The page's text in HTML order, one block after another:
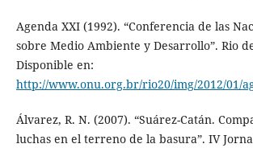
Agenda XXI (1992). “Conferencia de las
sobre Medio Ambiente y Desarrollo”. Rio
Disponible en:
http://www.onu.org.br/rio20/img/2012/01/
Álvarez, R. N. (2007). “Suárez-Catán.
luchas en el terreno de la basura”. IV